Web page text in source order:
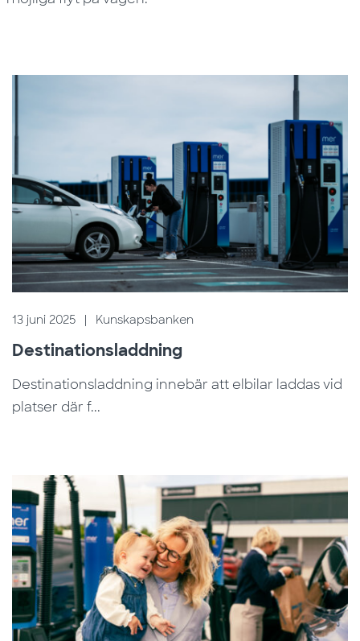
13 juni 2025 | Kunskapsbanken
Destinationsladdning
Destinationsladdning innebär att elbilar laddas vid
platser där f...